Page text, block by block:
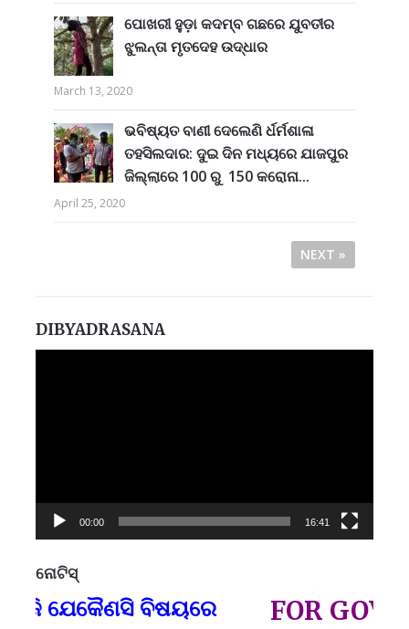
ପୋଖରୀ ହୁଡ଼ା କଦମ୍ବ ଗଛରେ ଯୁବତୀର
ଝୁଲନ୍ତା ମୃତଦେହ ଉଦ୍ଧାର
March 13, 2020
ଭବିଷ୍ୟତ ବାଣୀ ଦେଲେଣି ର୍ଧର୍ମଶାଳା
ତହସିଲଦାର: ଦୁଇ ଦିନ ମଧ୍ୟରେ ଯାଜପୁର
ଜିଲ୍ଲାରେ 100 ରୁ 150 କରୋନା...
April 25, 2020
NEXT »
DIBYADRASANA
00:00 16:41
ନୋଟିସ୍
ବିଷୟରେ FOR GOVT